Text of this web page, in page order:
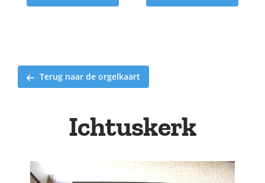
Terug naar de orgelkaart
Ichtuskerk